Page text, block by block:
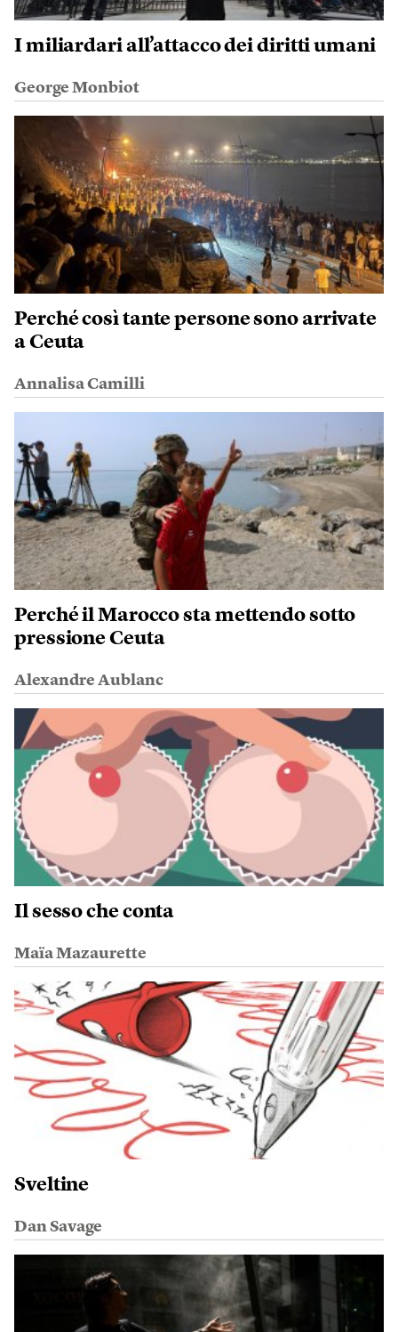
I miliardari all’attacco dei diritti umani
George Monbiot
Perché così tante persone sono arrivate
a Ceuta
Annalisa Camilli
Perché il Marocco sta mettendo sotto
pressione Ceuta
Alexandre Aublanc
Il sesso che conta
Maïa Mazaurette
Sveltine
Dan Savage